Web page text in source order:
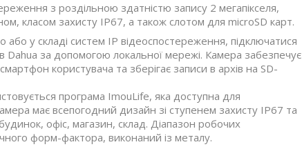
з роздільною здатністю запису 2 мегапікселя,
класом захисту IP67, а також слотом для microSD карт.
у складі систем IP відеоспостереження, підключатися
Dahua за допомогою локальної мережі. Камера забезпечує
користувача та зберігає записи в архів на SD-
програма ImouLife, яка доступна для
має всепогодний дизайн зі ступенем захисту IP67 та
офіс, магазин, склад. Діапазон робочих
форм-фактора, виконаний із металу.